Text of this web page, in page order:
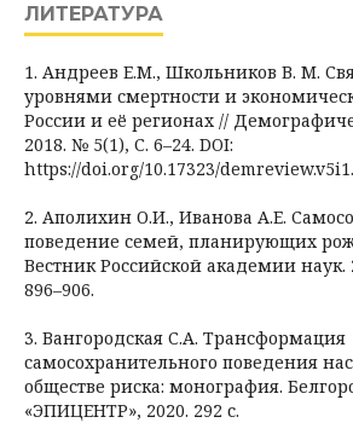
ЛИТЕРАТУРА
1. Андреев Е.М., Школьников В. М.
уровнями смертности и
России и её регионах //
2018. № 5(1), С. 6–24. DOI:
https://doi.org/10.17323/
2. Аполихин О.И., Иванова А.Е.
поведение семей, планирующих
Вестник Российской академии наук.
896–906.
3. Вангородская С.А. Трансформация
самосохранительного поведения
обществе риска: монография.
«ЭПИЦЕНТР», 2020. 292 с.